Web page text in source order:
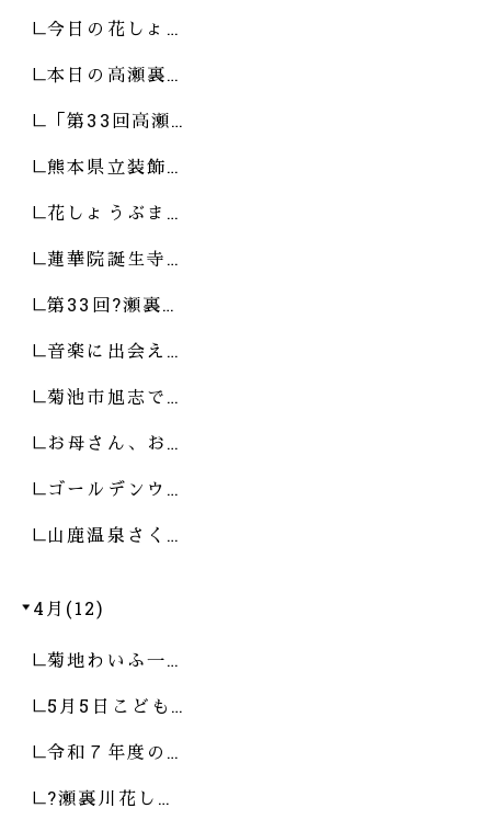
今日の花しょ…
本日の高瀬裏…
「第33回高瀬…
熊本県立装飾…
花しょうぶま…
蓮華院誕生寺…
第33回?瀬裏…
音楽に出会え…
菊池市旭志で…
お母さん、お…
ゴールデンウ…
山鹿温泉さく…
4月(12)
菊地わいふ一…
5月5日こども…
令和７年度の…
?瀬裏川花し…